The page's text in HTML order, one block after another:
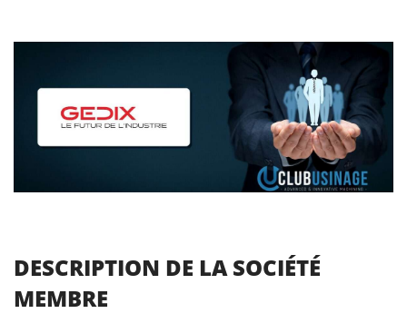
DESCRIPTION DE LA SOCIÉTÉ
MEMBRE